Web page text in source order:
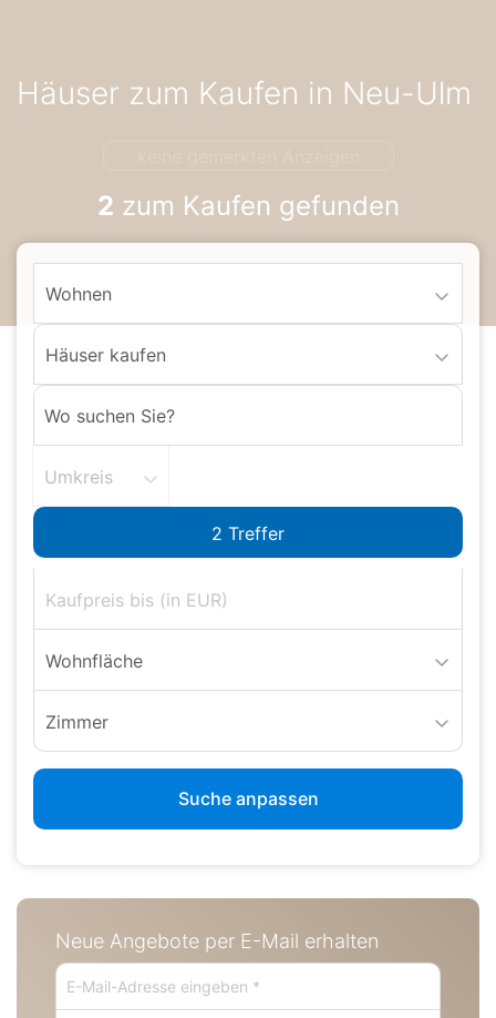
zur
Navigation
Häuser zum Kaufen in Neu-Ulm
2 zum Kaufen gefunden
Wohnen
Häuser kaufen
Umkreis
Wohnfläche
Zimmer
Suche anpassen
Neue Angebote per E-Mail erhalten